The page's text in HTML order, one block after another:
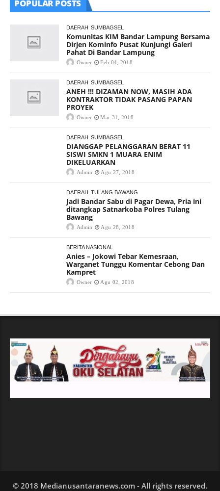
POPULAR POSTS
DAERAH SUMBAGSEL
Komunitas KIM Bandar Lampung Bersama
Dirjen Kominfo Pusat Kunjungi Galeri
Pahat Di Bandar Lampung
Owner Feb 04, 2018
DAERAH SUMBAGSEL
ANEH !!! DIZAMAN NOW, MASIH ADA
KONTRAKTOR TIDAK PASANG PAPAN
PROYEK
Owner Mar 31, 2018
DAERAH SUMBAGSEL
DIANGGAP PELANGGARAN BERAT 11
SISWI SMKN 1 MUARA ENIM
DIKELUARKAN
Admin Agu 27, 2018
DAERAH TULANG BAWANG
Jadi Bandar Sabu di Pagar Dewa, Pria ini
ditangkap Satnarkoba Polres Tulang
Bawang
Admin Agu 28, 2018
BERITA NASIONAL
Anies – Jokowi Tebar Kemesraan,
Warganet Tunggu Komentar Cebong Dan
Kampret
Owner Agu 02, 2018
© 2018 Medianusantaranews.com - All rights reserved.